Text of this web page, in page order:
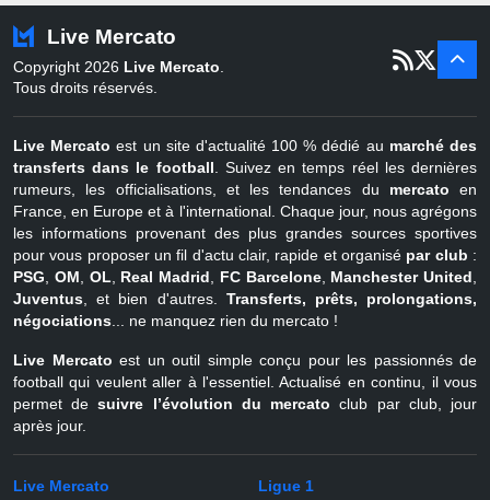
Belgique
juil - 31
Live Mercato
Copyright 2026 Live Mercato
Tous droits réservés.
Live Mercato est un site d'actualité 100 % dédié au marché des
transferts dans le football . Suivez en temps réel les dernières
rumeurs, les officialisations, et les tendances du mercato en
France, en Europe et à l'international. Chaque jour, nous agrégons
les informations provenant des plus grandes sources sportives
pour vous proposer un fil d'actu clair, rapide et organisé par club :
PSG
OM OL Real Madrid FC Barcelone, Manchester United
Juventus , et bien d'autres. Transferts, prêts, prolongations,
négociations ... ne manquez rien du mercato !
Live Mercato est un outil simple conçu pour les passionnés de
football qui veulent aller à l'essentiel. Actualisé en continu, il vous
permet desuivre l’évolution du mercato club par club, jour
après jour.
Live Mercato
Ligue 1